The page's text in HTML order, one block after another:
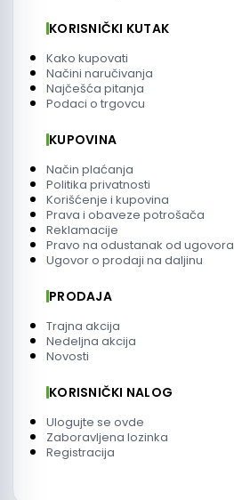
KORISNIČKI KUTAK
Kako kupovati
Načini naručivanja
Najčešća pitanja
Podaci o trgovcu
KUPOVINA
Način plaćanja
Politika privatnosti
Korišćenje i kupovina
Prava i obaveze potrošača
Reklamacije
Pravo na odustanak od ugovora
Ugovor o prodaji na daljinu
PRODAJA
Trajna akcija
Nedeljna akcija
Novosti
KORISNIČKI NALOG
Ulogujte se ovde
Zaboravljena lozinka
Registracija